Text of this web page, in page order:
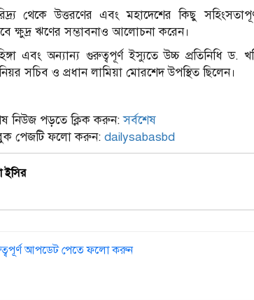
থেকে উত্তরণের এবং মহাদেশের কিছু
ক্ষুদ্র ঋণের সম্ভাবনাও আলোচনা করেন।
এবং অন্যান্য গুরুত্বপূর্ণ ইস্যুতে উচ্চ প্রতিনিধি
সচিব ও প্রধান লামিয়া মোরশেদ উপস্থিত ছিলেন।
নিউজ পড়তে ক্লিক করুন:সর্বশেষ
পেজটি ফলো করুন: dailysabasbd
ইসির
আপডেট পেতে ফলো করুন